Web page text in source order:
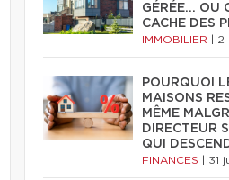
GÉRÉE… OU
CACHE DES
IMMOBILIER 2
POURQUOI
MAISONS
MÊME
DIRECTEUR
QUI
FINANCES 31